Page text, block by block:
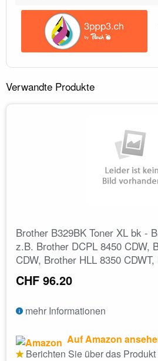
Verwandte Produkte
Brother B329BK Toner XL bk -
z.B. Brother DCPL 8450 CDW,
CDW, Brother HLL 8350
CHF 96.20
mehr Informationen
Auf Amazon
Berichten Sie über das Produkt